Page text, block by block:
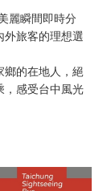
麗瞬間即時分
外旅客的理想選
鄉的在地人，絕
，感受台中風光